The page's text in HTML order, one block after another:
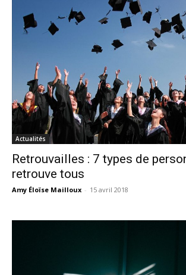
Actualités
Retrouvailles : 7 types de
retrouve tous
Amy Éloïse Mailloux - 15 avril 2018